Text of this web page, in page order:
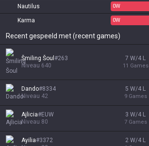
Nautilus 0W
Karma 0W
Recent gespeeld met (recent games)
Šmiling Šoul #263
Niveau 640
7 W/4 L
11 Games
Dando#8334
Niveau 42
5 W/4 L
9 Games
Ajlicia#EUW
Niveau 80
3 W/4 L
7 Games
Ayilia#3372
2 W/4 L